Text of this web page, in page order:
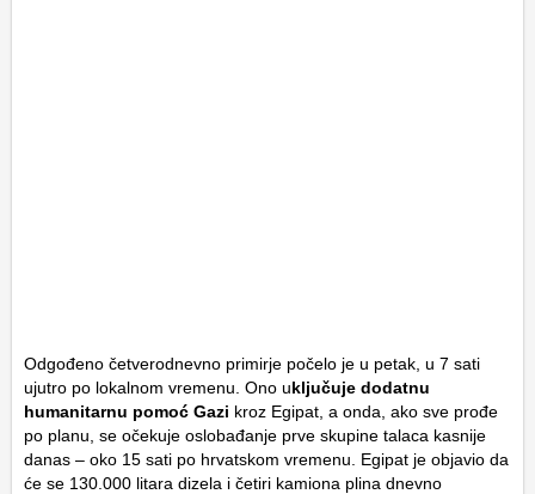
Odgođeno četverodnevno primirje počelo je u petak, u 7 sati
ujutro po lokalnom vremenu. Ono uključuje dodatnu
humanitarnu pomoć Gazi kroz Egipat, a onda, ako sve prođe
po planu, se očekuje oslobađanje prve skupine talaca kasnije
danas – oko 15 sati po hrvatskom vremenu. Egipat je objavio da
će se 130.000 litara dizela i četiri kamiona plina dnevno